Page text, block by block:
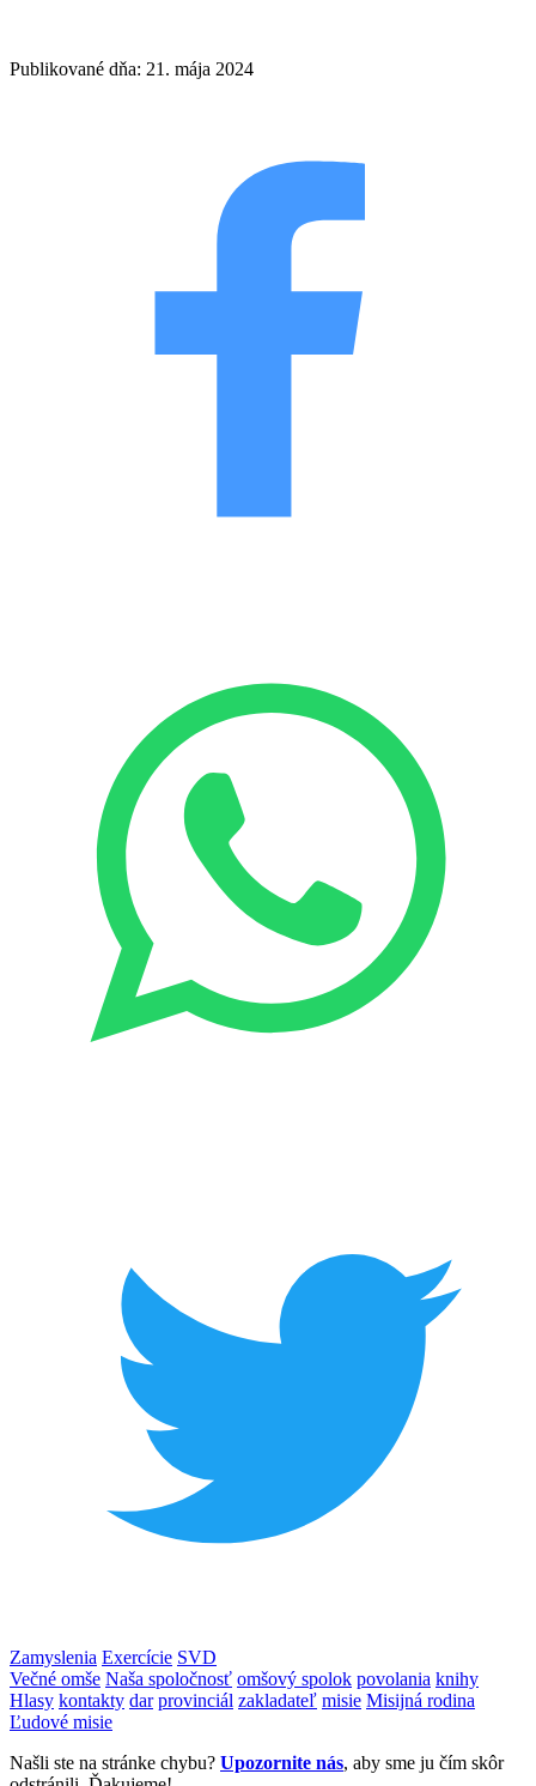
Publikované dňa: 21. mája 2024
Zamyslenia Exercície SVD
Večné omše Naša spoločnosť omšový spolok povolania knihy
Hlasy kontakty dar provinciál zakladateľ misie Misijná rodina
Ľudové misie
Našli ste na stránke chybu? Upozornite nás, aby sme ju čím skôr